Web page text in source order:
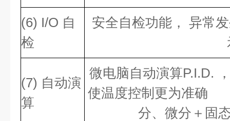
(6) I/O 自
检
安全自检功能， 异常
(7) 自动演
算
微电脑自动演算P.I.D.
使温度控制更
分、微分＋固